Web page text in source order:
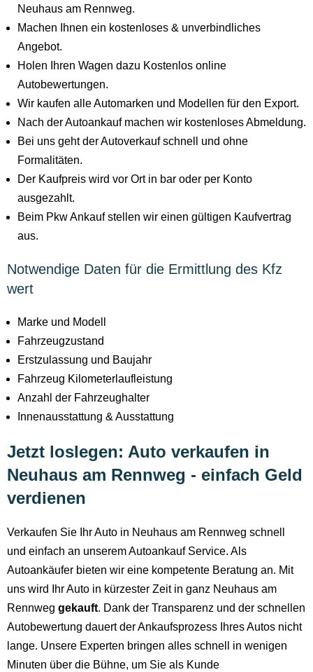
Neuhaus am Rennweg.
Machen Ihnen ein kostenloses & unverbindliches
Angebot.
Holen Ihren Wagen dazu Kostenlos online
Autobewertungen.
Wir kaufen alle Automarken und Modellen für den Export.
Nach der Autoankauf machen wir kostenloses Abmeldung.
Bei uns geht der Autoverkauf schnell und ohne
Formalitäten.
Der Kaufpreis wird vor Ort in bar oder per Konto
ausgezahlt.
Beim Pkw Ankauf stellen wir einen gültigen Kaufvertrag
aus.
Notwendige Daten für die Ermittlung des Kfz
wert
Marke und Modell
Fahrzeugzustand
Erstzulassung und Baujahr
Fahrzeug Kilometerlaufleistung
Anzahl der Fahrzeughalter
Innenausstattung & Ausstattung
Jetzt loslegen: Auto verkaufen in
Neuhaus am Rennweg - einfach Geld
verdienen
Verkaufen Sie Ihr Auto in Neuhaus am Rennweg schnell
und einfach an unserem Autoankauf Service. Als
Autoankäufer bieten wir eine kompetente Beratung an. Mit
uns wird Ihr Auto in kürzester Zeit in ganz Neuhaus am
Rennweg gekauft. Dank der Transparenz und der schnellen
Autobewertung dauert der Ankaufsprozess Ihres Autos nicht
lange. Unsere Experten bringen alles schnell in wenigen
Minuten über die Bühne, um Sie als Kunde